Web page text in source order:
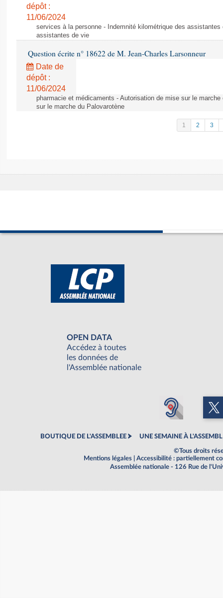
dépôt :
11/06/2024
services à la personne - Indemnité kilométrique des
assistantes de vie
Question écrite n° 18622 de M. Jean-Charles Larsonneur
Date de
dépôt :
11/06/2024
pharmacie et médicaments - Autorisation de mise sur le
sur le marche du Palovarotène
1 2 3
OPEN DATA
Accédez à toutes
les données de
l'Assemblée nationale
BOUTIQUE DE L'ASSEMBLEE UNE SEMAINE À
©Tous droits
Mentions légales
Accessibilité : partiellement
Assemblée nationale - 126 Rue de